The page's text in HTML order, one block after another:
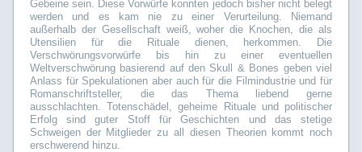
Gebeine sein. Diese Vorwürfe konnten jedoch bisher nicht belegt
werden und es kam nie zu einer Verurteilung. Niemand
außerhalb der Gesellschaft weiß, woher die Knochen, die als
Utensilien für die Rituale dienen, herkommen. Die
Verschwörungsvorwürfe bis hin zu einer eventuellen
Weltverschwörung basierend auf den Skull & Bones geben viel
Anlass für Spekulationen aber auch für die Filmindustrie und für
Romanschriftsteller, die das Thema liebend gerne
ausschlachten. Totenschädel, geheime Rituale und politischer
Erfolg sind guter Stoff für Geschichten und das stetige
Schweigen der Mitglieder zu all diesen Theorien kommt noch
erschwerend hinzu.